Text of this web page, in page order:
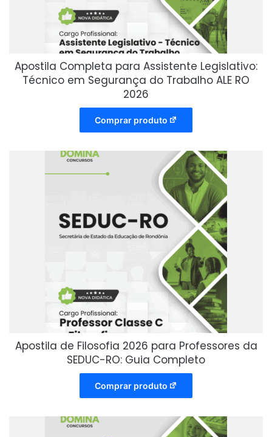
Apostila Completa para Assistente Legislativo:
Técnico em Segurança do Trabalho ALE RO
2026
Comprar produto
Apostila de Filosofia 2026 para Professores da
SEDUC-RO: Guia Completo
Comprar produto